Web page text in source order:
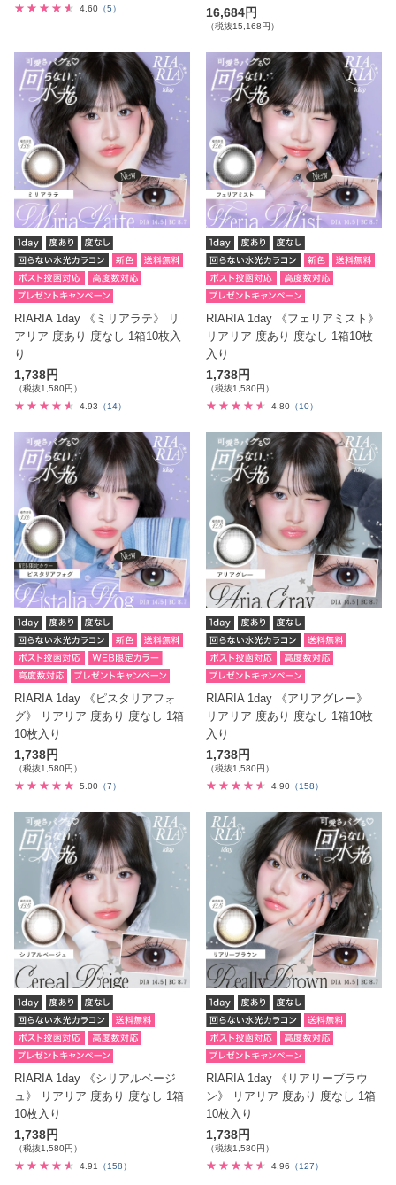
4.60 （5） 16,684円
（税抜15,168円）
RIARIA 1day 《ミリアラテ》 リ
アリア 度あり 度なし 1箱10枚入
り
1,738円
（税抜1,580円）
4.93 （14）
RIARIA 1day 《フェリアミスト》
リアリア 度あり 度なし 1箱10枚
入り
1,738円
（税抜1,580円）
4.80 （10）
RIARIA 1day 《ピスタリアフォ
グ》 リアリア 度あり 度なし 1箱
10枚入り
1,738円
（税抜1,580円）
5.00 （7）
RIARIA 1day 《アリアグレー》
リアリア 度あり 度なし 1箱10枚
入り
1,738円
（税抜1,580円）
4.90 （158）
RIARIA 1day 《シリアルベージ
ュ》 リアリア 度あり 度なし 1箱
10枚入り
1,738円
（税抜1,580円）
4.91
（158）
RIARIA 1day 《リアリーブラウ
ン》 リアリア 度あり 度なし 1箱
10枚入り
1,738円
（税抜1,580円）
4.96
（127）